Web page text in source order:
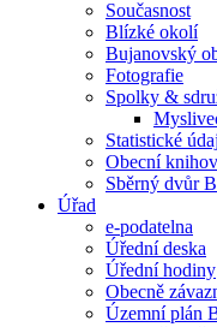
Současnost
Blízké okolí
Bujanovský
Fotografie
Spolky &
Statistické
Obecní
Sběrný dvůr
Úřad
e-podatelna
Úřední deska
Úřední hodiny
Obecně
Územní plán